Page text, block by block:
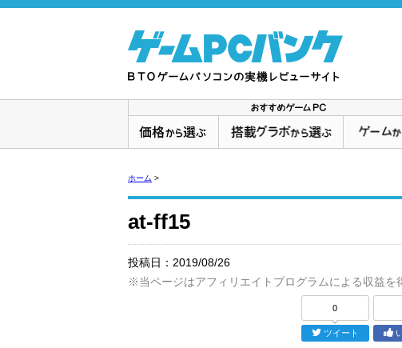
ホーム >
at-ff15
投稿日： 2019/08/26
※当ページはアフィリエイトプログラムによる収益を
0
ツイート